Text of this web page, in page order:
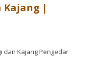
Kajang |
dan Kajang Pengedar